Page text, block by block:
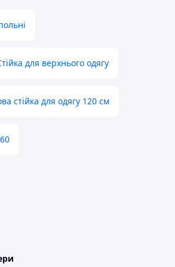
для верхнього одягу
стійка для одягу 120 см